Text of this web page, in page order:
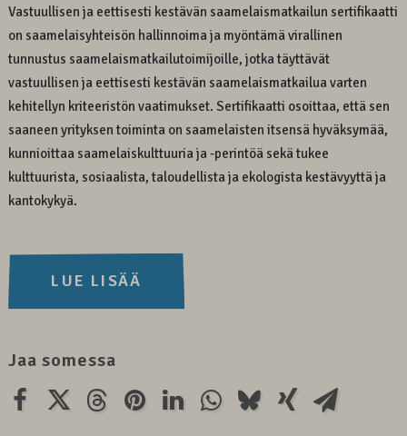
Vastuullisen ja eettisesti kestävän saamelaismatkailun sertifikaatti
on saamelaisyhteisön hallinnoima ja myöntämä virallinen
tunnustus saamelaismatkailutoimijoille, jotka täyttävät
vastuullisen ja eettisesti kestävän saamelaismatkailua varten
kehitellyn kriteeristön vaatimukset. Sertifikaatti osoittaa, että sen
saaneen yrityksen toiminta on saamelaisten itsensä hyväksymää,
kunnioittaa saamelaiskulttuuria ja -perintöä sekä tukee
kulttuurista, sosiaalista, taloudellista ja ekologista kestävyyttä ja
kantokykyä.
LUE LISÄÄ
Jaa somessa